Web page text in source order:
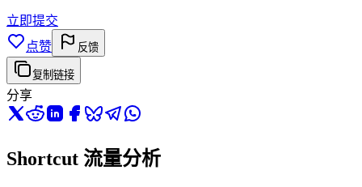
立即提交
点赞
反馈
复制链接
分享
Shortcut 流量分析